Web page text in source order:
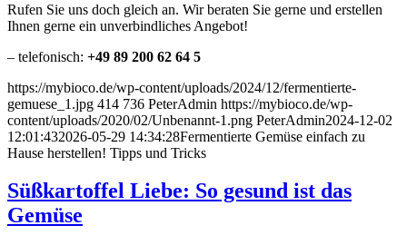
Rufen Sie uns doch gleich an. Wir beraten Sie gerne und erstellen
Ihnen gerne ein unverbindliches Angebot!
– telefonisch: +49 89 200 62 64 5
https://mybioco.de/wp-content/uploads/2024/12/fermentierte-
gemuese_1.jpg 414 736 PeterAdmin https://mybioco.de/wp-
content/uploads/2020/02/Unbenannt-1.png PeterAdmin2024-12-02
12:01:432026-05-29 14:34:28Fermentierte Gemüse einfach zu
Hause herstellen! Tipps und Tricks
Süßkartoffel Liebe: So gesund ist das
Gemüse